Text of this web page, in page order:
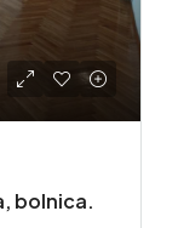
bolnica.